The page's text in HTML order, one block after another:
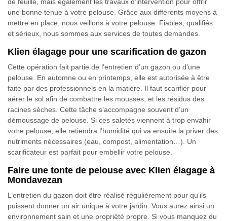
une bonne tenue à votre pelouse. Grâce aux différents moyens à
mettre en place, nous veillons à votre pelouse. Fiables, qualifiés
et sérieux, nous sommes aux services de toutes demandes.
Klien élagage pour une scarification de gazon
Cette opération fait partie de l’entretien d’un gazon ou d’une
pelouse. En automne ou en printemps, elle est autorisée à être
faite par des professionnels en la matière. Il faut scarifier pour
aérer le sol afin de combattre les mousses, et les résidus des
racines sèches. Cette tâche s’accompagne souvent d’un
démoussage de pelouse. Si ces saletés viennent à trop envahir
votre pelouse, elle retiendra l’humidité qui va ensuite la priver des
nutriments nécessaires (eau, compost, alimentation…). Un
scarificateur est parfait pour embellir votre pelouse.
Faire une tonte de pelouse avec Klien élagage à
Mondavezan
L’entretien du gazon doit être réalisé régulièrement pour qu’ils
puissent donner un air unique à votre jardin. Vous aurez ainsi un
environnement sain et une propriété propre. Si vous manquez du